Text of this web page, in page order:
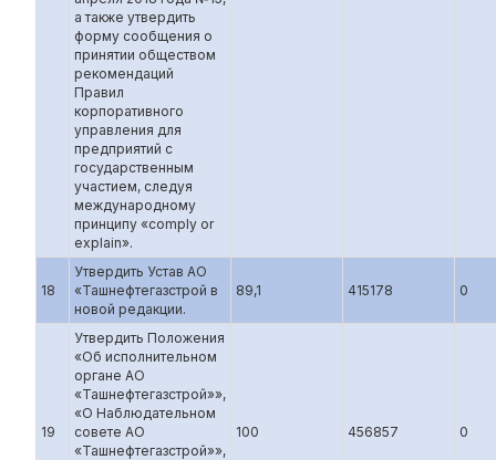
а также утвердить
форму сообщения о
принятии обществом
рекомендаций
Правил
корпоративного
управления для
предприятий с
государственным
участием, следуя
международному
принципу «comply or
explain».
18
Утвердить Устав АО
«Ташнефтегазстрой в
новой редакции.
89,1 415178 0
19
Утвердить Положения
«Об исполнительном
органе АО
«Ташнефтегазстрой»»,
«О Наблюдательном
совете АО
«Ташнефтегазстрой»»,
100 456857 0